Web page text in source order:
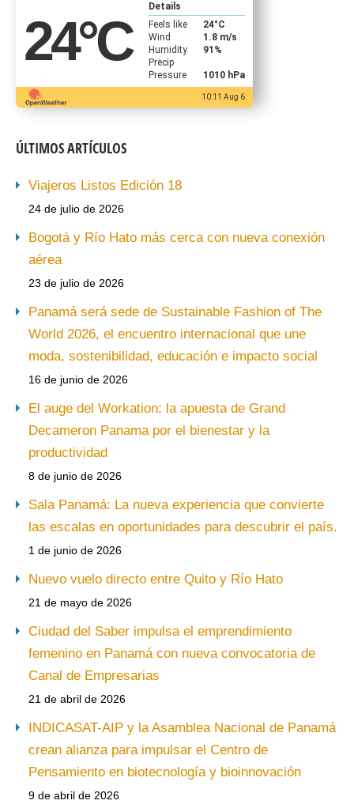
24°C
Details
Feels like
24°C
Wind
1.8 m/s
Humidity
91%
Precip
Pressure
1010 hPa
10:11 Aug 6
ÚLTIMOS ARTÍCULOS
Viajeros Listos Edición 18
24 de julio de 2026
Bogotá y Río Hato más cerca con nueva conexión
aérea
23 de julio de 2026
Panamá será sede de Sustainable Fashion of The
World 2026, el encuentro internacional que une
moda, sostenibilidad, educación e impacto social
16 de junio de 2026
El auge del Workation: la apuesta de Grand
Decameron Panama por el bienestar y la
productividad
8 de junio de 2026
Sala Panamá: La nueva experiencia que convierte
las escalas en oportunidades para descubrir el país.
1 de junio de 2026
Nuevo vuelo directo entre Quito y Río Hato
21 de mayo de 2026
Ciudad del Saber impulsa el emprendimiento
femenino en Panamá con nueva convocatoria de
Canal de Empresarias
21 de abril de 2026
INDICASAT-AIP y la Asamblea Nacional de Panamá
crean alianza para impulsar el Centro de
Pensamiento en biotecnología y bioinnovación
9 de abril de 2026